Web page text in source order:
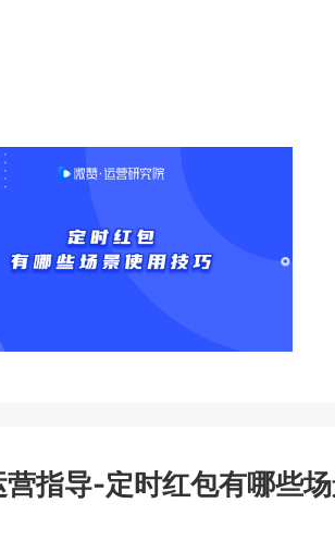
营指导-定时红包有哪些